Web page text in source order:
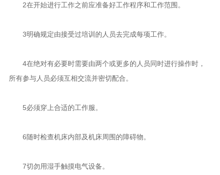
2在开始进行工作之前应准备好工作程序和工作范围。
3明确规定由接受过培训的人员去完成每项工作。
4在绝对有必要时需要由两个或更多的人员同时进行操作时，
所有参与人员必须互相交流并密切配合。
5必须穿上合适的工作服。
6随时检查机床内部及机床周围的障碍物。
7切勿用湿手触摸电气设备。